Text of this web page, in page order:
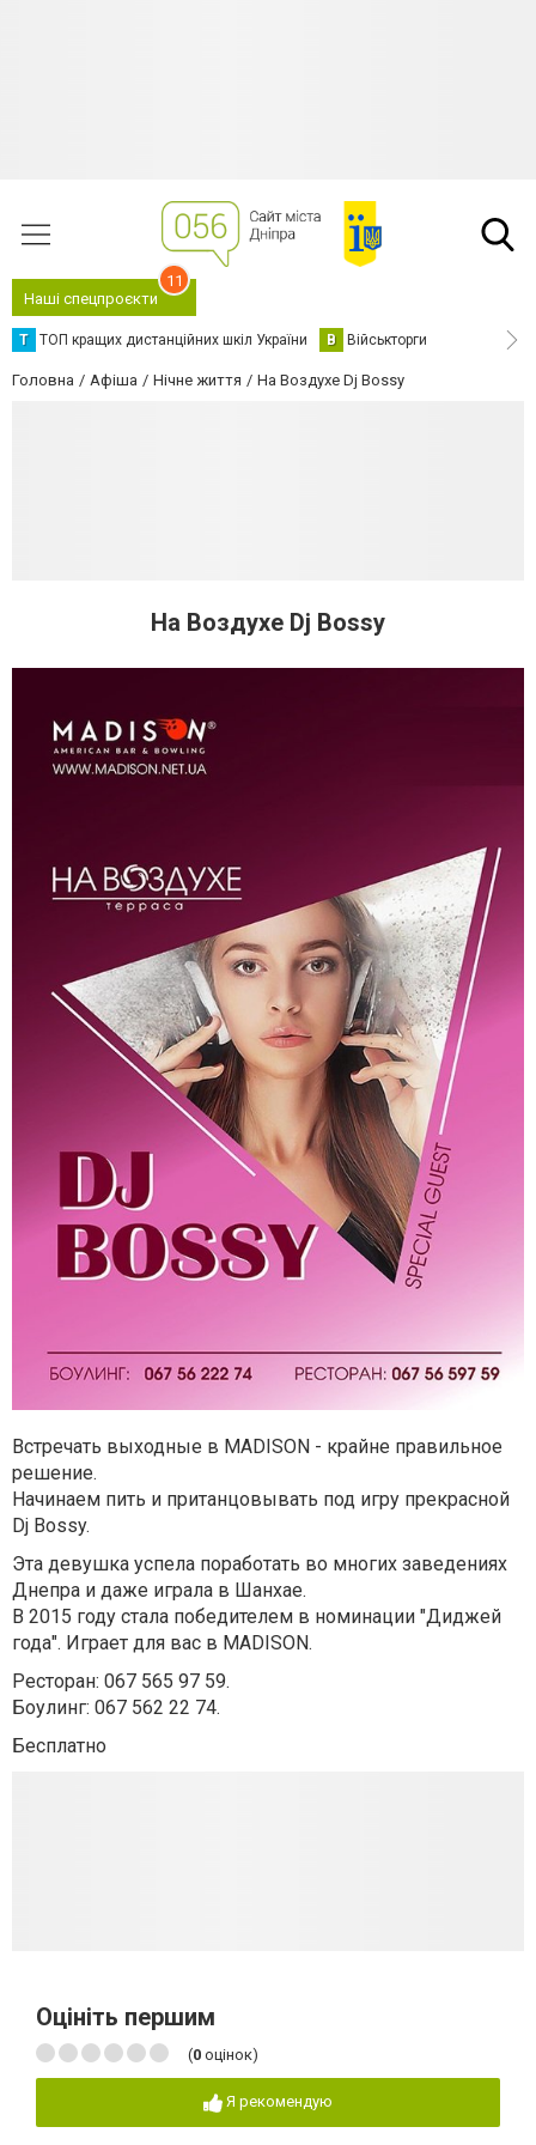
Наші спецпроєкти
11
Т ТОП кращих дистанційних шкіл України В Військторги
Головна Афіша Нічне життя На Воздухе Dj Bossy
На Воздухе Dj Bossy
Встречать выходные в MADISON - крайне правильное
решение.
Начинаем пить и пританцовывать под игру прекрасной
Dj Bossy.
Эта девушка успела поработать во многих заведениях
Днепра и даже играла в Шанхае.
В 2015 году стала победителем в номинации "Диджей
года". Играет для вас в MADISON.
Ресторан: ‎067 565 97 59.
Боулинг: ‎067 562 22 74.
Бесплатно
Оцініть першим
(0 оцінок)
Я рекомендую